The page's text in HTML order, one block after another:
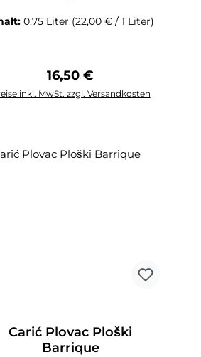
0.75 Liter (22,00 € / 1 Liter)
Regulärer Preis:
16,50 €
inkl. MwSt. zzgl. Versandkosten
Carić Plovac Ploški
Barrique